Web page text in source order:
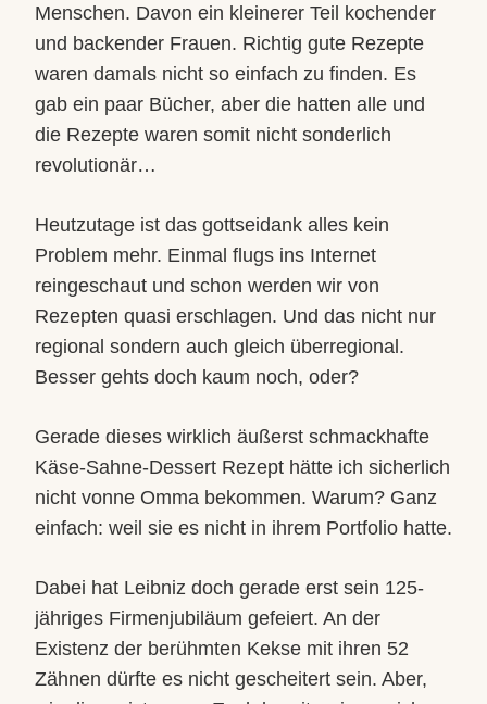
Menschen. Davon ein kleinerer Teil kochender
und backender Frauen. Richtig gute Rezepte
waren damals nicht so einfach zu finden. Es
gab ein paar Bücher, aber die hatten alle und
die Rezepte waren somit nicht sonderlich
revolutionär…
Heutzutage ist das gottseidank alles kein
Problem mehr. Einmal flugs ins Internet
reingeschaut und schon werden wir von
Rezepten quasi erschlagen. Und das nicht nur
regional sondern auch gleich überregional.
Besser gehts doch kaum noch, oder?
Gerade dieses wirklich äußerst schmackhafte
Käse-Sahne-Dessert Rezept hätte ich sicherlich
nicht vonne Omma bekommen. Warum? Ganz
einfach: weil sie es nicht in ihrem Portfolio hatte.
Dabei hat Leibniz doch gerade erst sein 125-
jähriges Firmenjubiläum gefeiert. An der
Existenz der berühmten Kekse mit ihren 52
Zähnen dürfte es nicht gescheitert sein. Aber,